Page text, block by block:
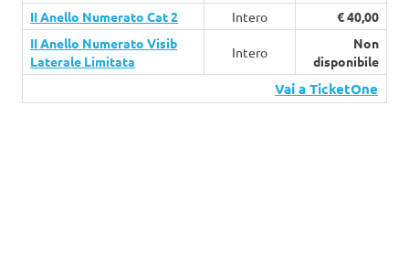
II Anello Numerato Cat 2
Intero
€ 40,00
II Anello Numerato Visib
Laterale Limitata
Intero
Non
disponibile
Vai a TicketOne